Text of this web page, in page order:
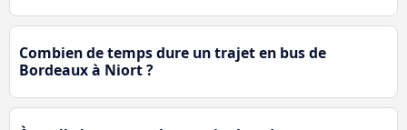
Combien de temps dure un trajet en bus de
Bordeaux à Niort ?